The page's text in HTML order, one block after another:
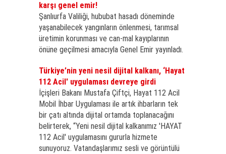
karşı genel emir!
Şanlıurfa Valiliği, hububat hasadı döneminde
yaşanabilecek yangınların önlenmesi, tarımsal
üretimin korunması ve can-mal kayıplarının
önüne geçilmesi amacıyla Genel Emir yayınladı.
Türkiye’nin yeni nesil dijital kalkanı, ‘Hayat
112 Acil' uygulaması devreye girdi
İçişleri Bakanı Mustafa Çiftçi, Hayat 112 Acil
Mobil İhbar Uygulaması ile artık ihbarların tek
bir çatı altında dijital ortamda toplanacağını
belirterek, “Yeni nesil dijital kalkanımız 'HAYAT
112 Acil' uygulamasını gururla hizmete
sunuyoruz. Vatandaşlarımız sesli ve görüntülü